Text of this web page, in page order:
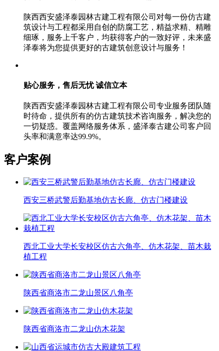
陕西西安盛泽泰园林古建工程有限公司对每一份仿古建
筑设计与工程都采用自创的防腐工艺，精益求精、精雕
细琢，服务上千客户，均获得客户的一致好评，未来盛
泽泰将为您提供更好的古建筑创意设计与服务！
贴心服务，售后无忧诚信立本
陕西西安盛泽泰园林古建工程有限公司专业服务团队随
时待命，提供所有的仿古建筑技术咨询服务，解决您的
一切疑惑。覆盖网络服务体系，盛泽泰古建公司客户回
头率和满意率达99.9%。
客户案例
西安三桥武警后勤基地仿古长廊、仿古门楼建设
西北工业大学长安校区仿古六角亭、仿木花架、苗木栽
植工程
陕西省商洛市二龙山景区八角亭
陕西省商洛市二龙山仿木花架